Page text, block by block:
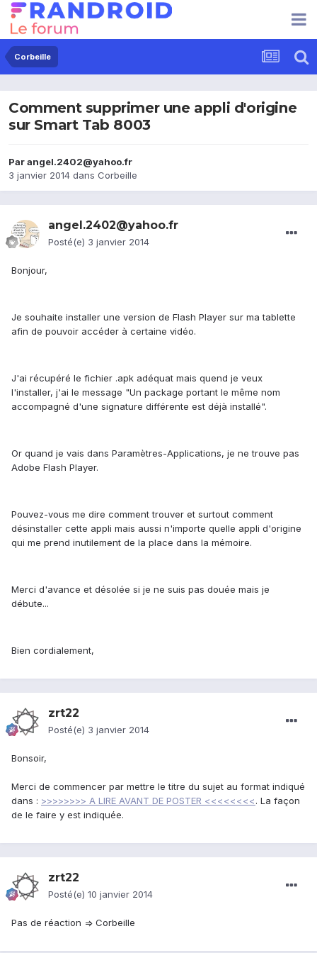
Corbeille
Comment supprimer une appli d'origine
sur Smart Tab 8003
Parangel.2402@yahoo.fr
3 janvier 2014 dans Corbeille
angel.2402@yahoo.fr
Posté(e) 3 janvier 2014
Bonjour,
Je souhaite installer une version de Flash Player sur ma tablette
afin de pouvoir accéder à certaine vidéo.
J'ai récupéré le fichier .apk adéquat mais quend je veux
l'installer, j'ai le message "Un package portant le même nom
accompagné d'une signature différente est déjà installé".
Or quand je vais dans Paramètres-Applications, je ne trouve pas
Adobe Flash Player.
Pouvez-vous me dire comment trouver et surtout comment
désinstaller cette appli mais aussi n'importe quelle appli d'origine
qui me prend inutilement de la place dans la mémoire.
Merci d'avance et désolée si je ne suis pas douée mais je
débute...
Bien cordialement,
zrt22
Posté(e) 3 janvier 2014
Bonsoir,
Merci de commencer par mettre le titre du sujet au format indiqué
dans : >>>>>>>> A LIRE AVANT DE POSTER <<<<<<<<. La façon
de le faire y est indiquée.
zrt22
Posté(e) 10 janvier 2014
Pas de réaction => Corbeille